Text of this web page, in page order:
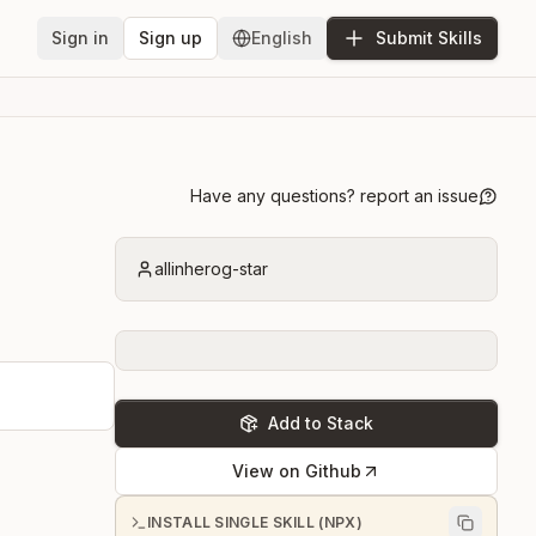
Sign in Sign up English Submit Skills
Have any questions? report an issue
allinherog-star
Add to Stack
View on Github
INSTALL SINGLE SKILL (NPX)